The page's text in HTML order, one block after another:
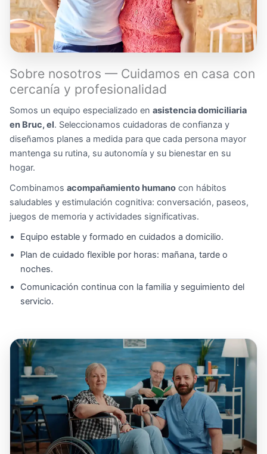
Sobre nosotros — Cuidamos en casa con
cercanía y profesionalidad
Somos un equipo especializado en asistencia domiciliaria
en Bruc, el. Seleccionamos cuidadoras de confianza y
diseñamos planes a medida para que cada persona mayor
mantenga su rutina, su autonomía y su bienestar en su
hogar.
Combinamos acompañamiento humano con hábitos
saludables y estimulación cognitiva: conversación, paseos,
juegos de memoria y actividades significativas.
Equipo estable y formado en cuidados a domicilio.
Plan de cuidado flexible por horas: mañana, tarde o
noches.
Comunicación continua con la familia y seguimiento del
servicio.